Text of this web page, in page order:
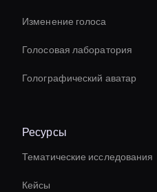
Изменение голоса
Голосовая лаборатория
Голографический аватар
Ресурсы
Тематические исследования
Кейсы